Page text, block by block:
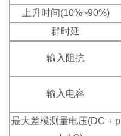
上升时间(10%~90%)
群时延
输入阻抗
输入电容
最大差模测量电压(DC + p